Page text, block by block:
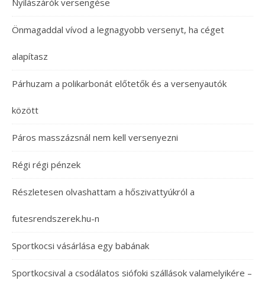
Nyílászárók versengése
Önmagaddal vívod a legnagyobb versenyt, ha céget
alapítasz
Párhuzam a polikarbonát előtetők és a versenyautók
között
Páros masszázsnál nem kell versenyezni
Régi régi pénzek
Részletesen olvashattam a hőszivattyúkról a
futesrendszerek.hu-n
Sportkocsi vásárlása egy babának
Sportkocsival a csodálatos siófoki szállások valamelyikére –